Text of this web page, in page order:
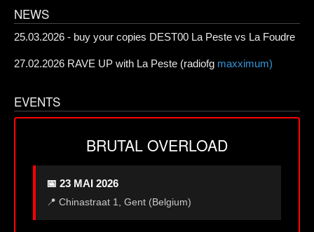
NEWS
25.03.2026 - buy your copies DEST00 La Peste vs La Foudre
27.02.2026 RAVE UP with La Peste (radiofg maxximum)
EVENTS
BRUTAL OVERLOAD
📅 23 MAI 2026
📍 Chinastraat 1, Gent (Belgium)